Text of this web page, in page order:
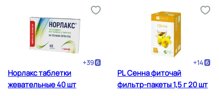
+39
Норлакс таблетки
жевательные 40 шт
+14
PL Сенна фиточай
фильтр-пакеты 1,5 г 20 шт